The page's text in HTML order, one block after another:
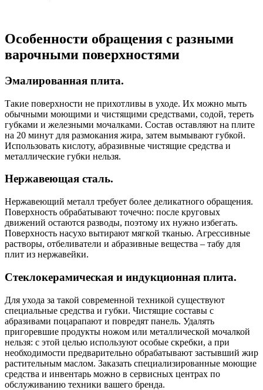
Особенности обращения с разными
варочными поверхностями
Эмалированная плита.
Такие поверхности не прихотливы в уходе. Их можно мыть
обычными моющими и чистящими средствами, содой, тереть
губками и железными мочалками. Состав оставляют на плите
на 20 минут для размокания жира, затем вымывают губкой.
Использовать кислоту, абразивные чистящие средства и
металлические губки нельзя.
Нержавеющая сталь.
Нержавеющий металл требует более деликатного обращения.
Поверхность обрабатывают точечно: после круговых
движений остаются разводы, поэтому их нужно избегать.
Поверхность насухо вытирают мягкой тканью. Агрессивные
растворы, отбеливатели и абразивные вещества – табу для
плит из нержавейки.
Стеклокерамическая и индукционная плита.
Для ухода за такой современной техникой существуют
специальные средства и губки. Чистящие составы с
абразивами поцарапают и повредят панель. Удалять
пригоревшие продукты ножом или металлической мочалкой
нельзя: с этой целью используют особые скребки, а при
необходимости предварительно обрабатывают застывший жир
растительным маслом. Заказать специализированные моющие
средства и инвентарь можно в сервисных центрах по
обслуживанию техники вашего бренда.